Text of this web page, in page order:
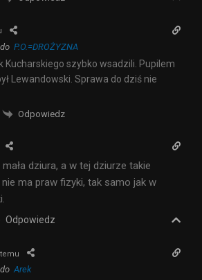
P.O.=DROŻYZNA
Kucharskiego szybko wsadzili. Pupilem
Lewandowski. Sprawa do dziś nie
Odpowiedz
dziura, a w tej dziurze takie
ma praw fizyki, tak samo jak w
Odpowiedz
doArek